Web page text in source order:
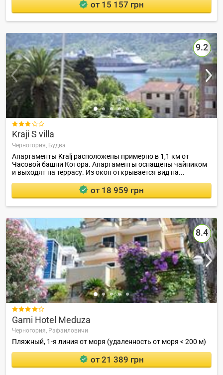
от 15 157 грн
9.2

Kraji S villa
Черногория, Будва
Апартаменты Kralj расположены примерно в 1,1 км от
Часовой башни Котора. Апартаменты оснащены чайником
и выходят на террасу. Из окон открывается вид на...
от 18 959 грн
8.4

Garni Hotel Meduza
Черногория, Рафаиловичи
Пляжный, 1-я линия от моря (удаленность от моря < 200 м)
от 21 389 грн